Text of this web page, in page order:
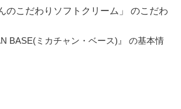
のこだわりソフトクリーム」 のこだわ
BASE(ミカチャン・ベース)』 の基本情